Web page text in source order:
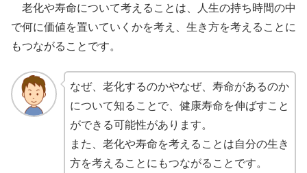
老化や寿命について考えることは、人生の持ち時間の中
で何に価値を置いていくかを考え、生き方を考えることに
もつながることです。
なぜ、老化するのかやなぜ、寿命があるのか
について知ることで、健康寿命を伸ばすこと
ができる可能性があります。
また、老化や寿命を考えることは自分の生き
方を考えることにもつながることです。